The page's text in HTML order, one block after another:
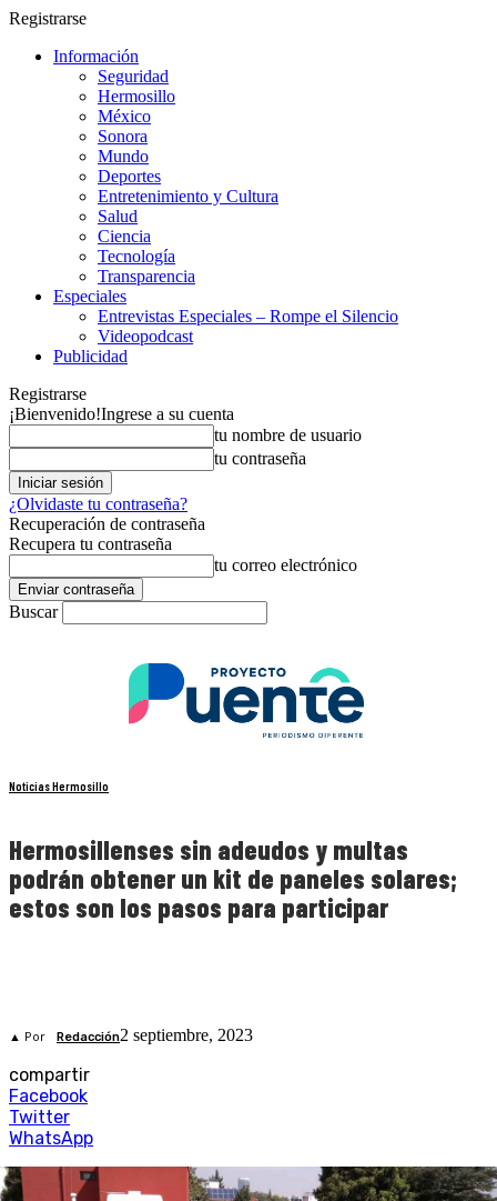
Registrarse
Información
Seguridad
Hermosillo
México
Sonora
Mundo
Deportes
Entretenimiento y Cultura
Salud
Ciencia
Tecnología
Transparencia
Especiales
Entrevistas Especiales – Rompe el Silencio
Videopodcast
Publicidad
Registrarse
¡Bienvenido!Ingrese a su cuenta
tu nombre de usuario
tu contraseña
¿Olvidaste tu contraseña?
Recuperación de contraseña
Recupera tu contraseña
tu correo electrónico
Buscar
Noticias Hermosillo
Hermosillenses sin adeudos y multas
podrán obtener un kit de paneles solares;
estos son los pasos para participar
▲ Por Redacción2 septiembre, 2023
compartir
Facebook
Twitter
WhatsApp